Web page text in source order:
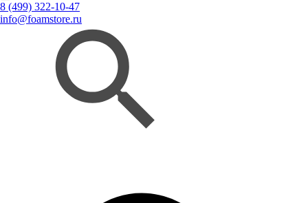
8 (499) 322-10-47
info@foamstore.ru